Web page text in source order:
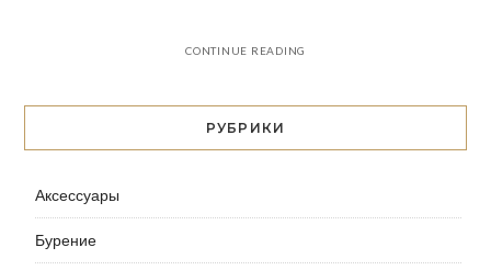
CONTINUE READING
РУБРИКИ
Аксессуары
Бурение